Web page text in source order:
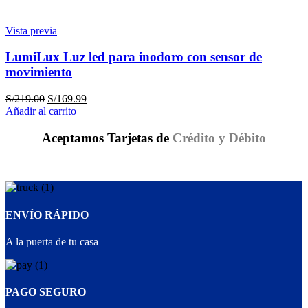
Vista previa
LumiLux Luz led para inodoro con sensor de
movimiento
S/219.00 S/169.99
Añadir al carrito
Aceptamos Tarjetas de Crédito y Débito
ENVÍO RÁPIDO
A la puerta de tu casa
PAGO SEGURO